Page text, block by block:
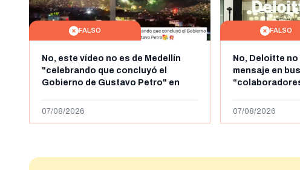
FALSO
No, este vídeo no es de Medellín
"celebrando que concluyó el
Gobierno de Gustavo Petro" en
de 2024
07/08/2026
FALSO
No, Deloitte
mensaje en
1.000 euros al
07/08/2026